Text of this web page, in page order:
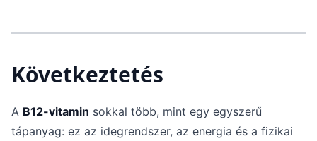
Következtetés
A B12-vitamin sokkal több, mint egy egyszerű
tápanyag: ez az idegrendszer, az energia és a fizikai